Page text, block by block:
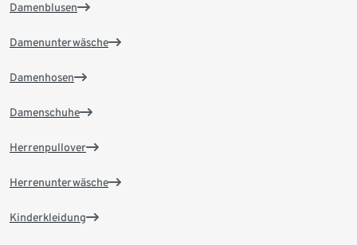
Damenblusen
Damenunterwäsche
Damenhosen
Damenschuhe
Herrenpullover
Herrenunterwäsche
Kinderkleidung